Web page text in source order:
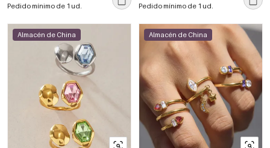
Pedido mínimo de 1 ud.
dorado.
Pedido mínimo de 1 ud.
Almacén de China Almacén de China